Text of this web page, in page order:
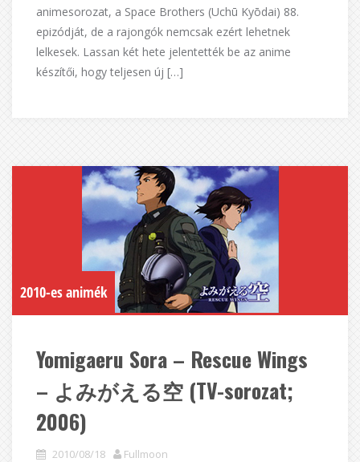
animesorozat, a Space Brothers (Uchū Kyōdai) 88.
epizódját, de a rajongók nemcsak ezért lehetnek
lelkesek. Lassan két hete jelentették be az anime
készítői, hogy teljesen új […]
2010-es animék
Yomigaeru Sora – Rescue Wings
– よみがえる空 (TV-sorozat;
2006)
2010/08/18 Fullmoon